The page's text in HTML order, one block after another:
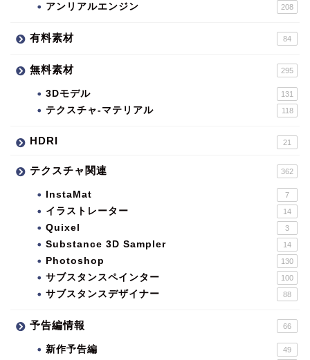
アンリアルエンジン 208
有料素材 84
無料素材 295
3Dモデル 131
テクスチャ-マテリアル 118
HDRI 21
テクスチャ関連 362
InstaMat 7
イラストレーター 14
Quixel 3
Substance 3D Sampler 14
Photoshop 130
サブスタンスペインター 100
サブスタンスデザイナー 88
予告編情報 66
新作予告編 49